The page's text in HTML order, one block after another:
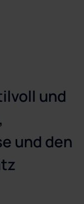
und
und den